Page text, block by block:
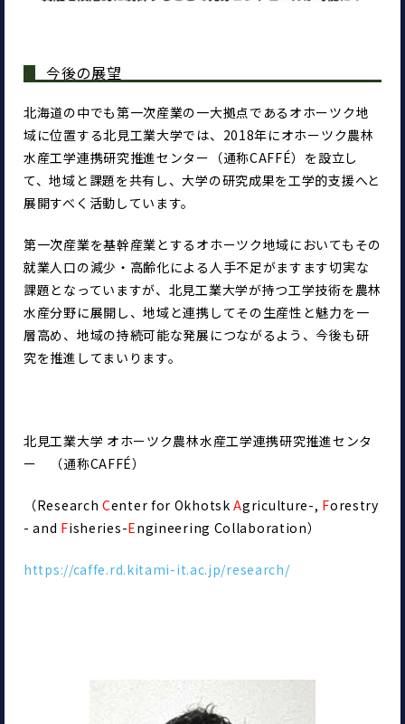
今後の展望
北海道の中でも第一次産業の一大拠点であるオホーツク地
域に位置する北見工業大学では、2018年にオホーツク農林
水産工学連携研究推進センター（通称CAFFÉ）を設立し
て、地域と課題を共有し、大学の研究成果を工学的支援へと
展開すべく活動しています。
第一次産業を基幹産業とするオホーツク地域においてもその
就業人口の減少・高齢化による人手不足がますます切実な
課題となっていますが、北見工業大学が持つ工学技術を農林
水産分野に展開し、地域と連携してその生産性と魅力を一
層高め、地域の持続可能な発展につながるよう、今後も研
究を推進してまいります。
北見工業大学 オホーツク農林水産工学連携研究推進センタ
ー　（通称CAFFÉ）
（Research Center for Okhotsk Agriculture-, Forestry
- and Fisheries-Engineering Collaboration）
https://caffe.rd.kitami-it.ac.jp/research/